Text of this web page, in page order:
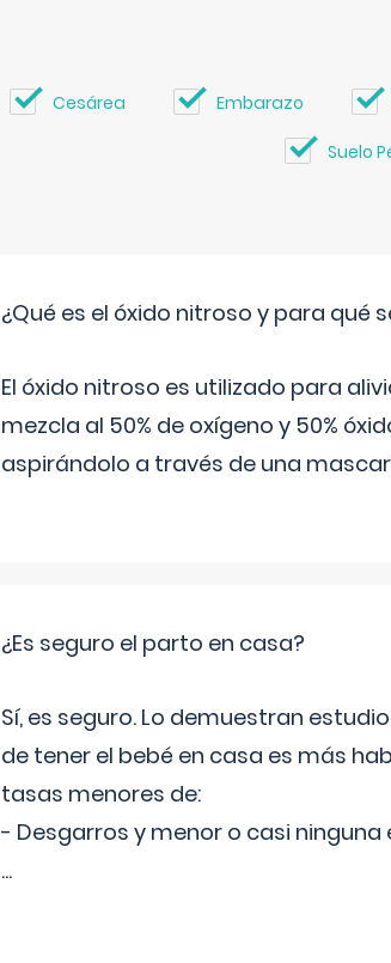
Cesárea Embarazo
Suelo
¿Qué es el óxido nitroso y para qué
El óxido nitroso es utilizado para
mezcla al 50% de oxígeno y 50%
aspirándolo a través de una
¿Es seguro el parto en casa?
Sí, es seguro. Lo demuestran
de tener el bebé en casa es más
tasas menores de:
- Desgarros y menor o casi
...